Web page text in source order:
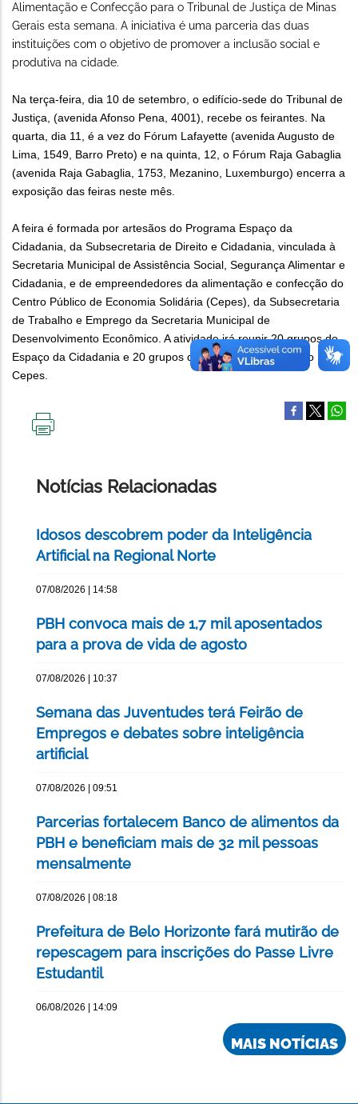
Alimentação e Confecção para o Tribunal de Justiça de Minas
Gerais esta semana. A iniciativa é uma parceria das duas
instituições com o objetivo de promover a inclusão social e
produtiva na cidade.
Na terça-feira, dia 10 de setembro, o edifício-sede do Tribunal de
Justiça, (avenida Afonso Pena, 4001), recebe os feirantes. Na
quarta, dia 11, é a vez do Fórum Lafayette (avenida Augusto de
Lima, 1549, Barro Preto) e na quinta, 12, o Fórum Raja Gabaglia
(avenida Raja Gabaglia, 1753, Mezanino, Luxemburgo) encerra a
exposição das feiras neste mês.
A feira é formada por artesãos do Programa Espaço da
Cidadania, da Subsecretaria de Direito e Cidadania, vinculada à
Secretaria Municipal de Assistência Social, Segurança Alimentar e
Cidadania, e de empreendedores da alimentação e confecção do
Centro Público de Economia Solidária (Cepes), da Subsecretaria
de Trabalho e Emprego da Secretaria Municipal de
Desenvolvimento Econômico. A atividade irá reunir 20 grupos do
Espaço da Cidadania e 20 grupos da economia solidária do
Cepes.
Notícias Relacionadas
Idosos descobrem poder da Inteligência
Artificial na Regional Norte
07/08/2026 | 14:58
PBH convoca mais de 1,7 mil aposentados
para a prova de vida de agosto
07/08/2026 | 10:37
Semana das Juventudes terá Feirão de
Empregos e debates sobre inteligência
artificial
07/08/2026 | 09:51
Parcerias fortalecem Banco de alimentos da
PBH e beneficiam mais de 32 mil pessoas
mensalmente
07/08/2026 | 08:18
Prefeitura de Belo Horizonte fará mutirão de
repescagem para inscrições do Passe Livre
Estudantil
06/08/2026 | 14:09
MAIS NOTÍCIAS